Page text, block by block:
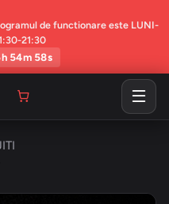
de functionare este LUNI-
21:30
54m 57s